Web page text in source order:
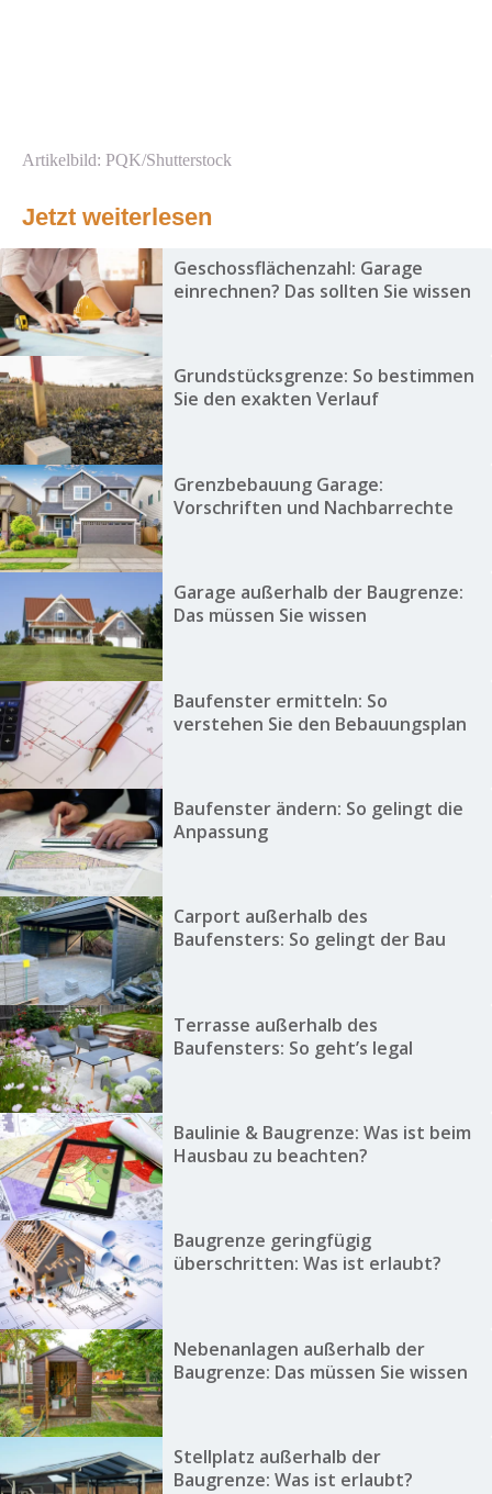
Artikelbild: PQK/Shutterstock
Jetzt weiterlesen
Geschossflächenzahl: Garage
einrechnen? Das sollten Sie wissen
Grundstücksgrenze: So bestimmen
Sie den exakten Verlauf
Grenzbebauung Garage:
Vorschriften und Nachbarrechte
Garage außerhalb der Baugrenze:
Das müssen Sie wissen
Baufenster ermitteln: So
verstehen Sie den Bebauungsplan
Baufenster ändern: So gelingt die
Anpassung
Carport außerhalb des
Baufensters: So gelingt der Bau
Terrasse außerhalb des
Baufensters: So geht’s legal
Baulinie & Baugrenze: Was ist beim
Hausbau zu beachten?
Baugrenze geringfügig
überschritten: Was ist erlaubt?
Nebenanlagen außerhalb der
Baugrenze: Das müssen Sie wissen
Stellplatz außerhalb der
Baugrenze: Was ist erlaubt?